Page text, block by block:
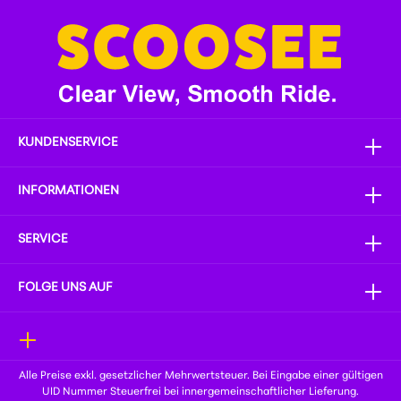
FOLGE UNS AUF
KUNDENSERVICE
INFORMATIONEN
SERVICE
Alle Preise exkl. gesetzlicher Mehrwertsteuer. Bei Eingabe einer gültigen
UID Nummer Steuerfrei bei innergemeinschaftlicher Lieferung.